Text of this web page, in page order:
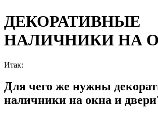
ДЕКОРАТИВНЫЕ
НАЛИЧНИКИ НА
Итак:
Для чего же нужны
наличники на окна и